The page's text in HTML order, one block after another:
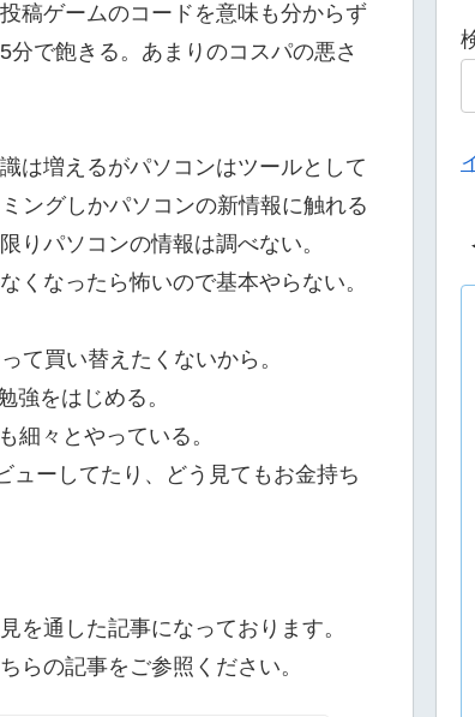
稿ゲームのコードを意味も分からず
で飽きる。あまりのコスパの悪さ
は増えるがパソコンはツールとして
ングしかパソコンの新情報に触れる
りパソコンの情報は調べない。
くなったら怖いので基本やらない。
て買い替えたくないから。
強をはじめる。
細々とやっている。
ューしてたり、どう見てもお金持ち
を通した記事になっております。
らの記事をご参照ください。